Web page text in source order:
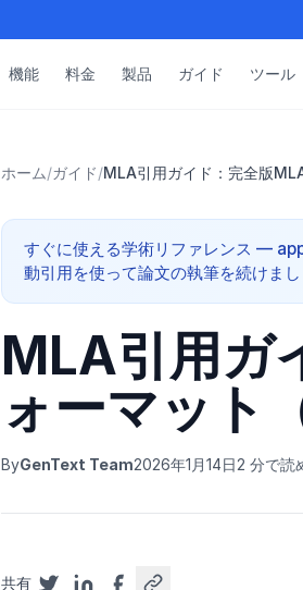
機能 料金 製品 ガイド ツール
ホーム/ガイド/MLA引用ガイド：完全版
すぐに使える学術リファレンス —
動引用を使って論文の執筆を続けまし
MLA引用ガ
ォーマット
ByGenText Team2026年1月14日2 分で読
共有